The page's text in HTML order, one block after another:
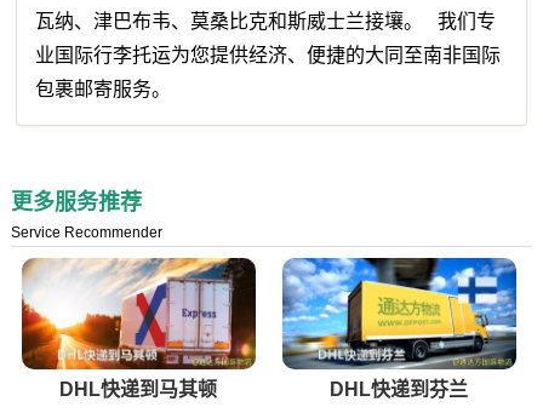
瓦纳、津巴布韦、莫桑比克和斯威士兰接壤。 我们专
业国际行李托运为您提供经济、便捷的大同至南非国际
包裹邮寄服务。
更多服务推荐
Service Recommender
DHL快递到马其顿 DHL快递到芬兰